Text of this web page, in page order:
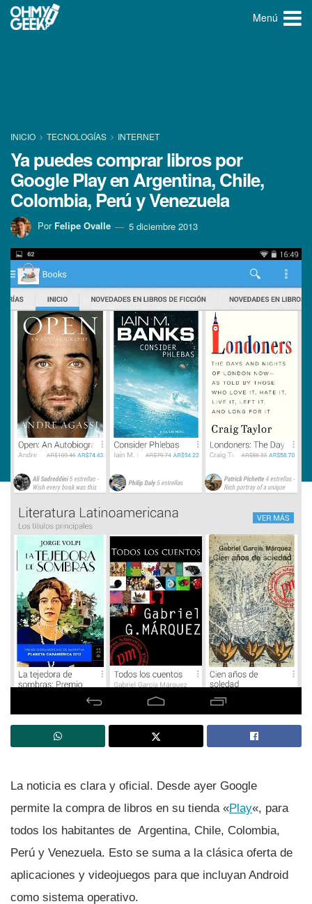
Menú
INICIO TECNOLOGÍ­AS INTERNET
Ya puedes comprar libros por
Google Play en Argentina, Chile,
Colombia, Perú y Venezuela
Por Felipe Ovalle 5 diciembre 2013
La noticia es clara y oficial. Desde ayer Google
permite la compra de libros en su tienda «Play«, para
todos los habitantes de Argentina, Chile, Colombia,
Perú y Venezuela. Esto se suma a la clásica oferta de
aplicaciones y videojuegos para que incluyan Android
como sistema operativo.